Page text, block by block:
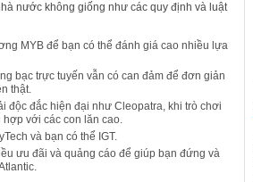
nước không giống như các quy định và luật
MYB để bạn có thể đánh giá cao nhiều lựa
bạc trực tuyến vẫn có can đảm để đơn giản
thật.
độc đắc hiện đại như Cleopatra, khi trò chơi
hợp với các con lăn cao.
và bạn có thể IGT.
ưu đãi và quảng cáo để giúp bạn đứng và